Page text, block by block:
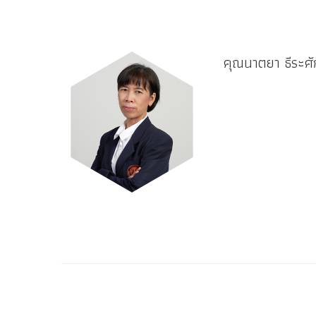
คุณนาตยา ธีระ